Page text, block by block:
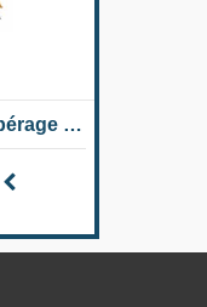
Stunner électrique (ampérage constant)